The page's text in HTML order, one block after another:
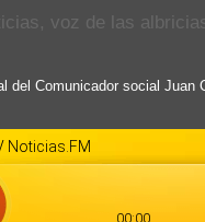
voz de las
del Comunicador social